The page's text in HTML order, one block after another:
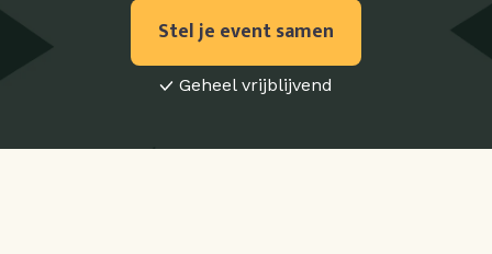
Stel je event samen
Geheel vrijblijvend